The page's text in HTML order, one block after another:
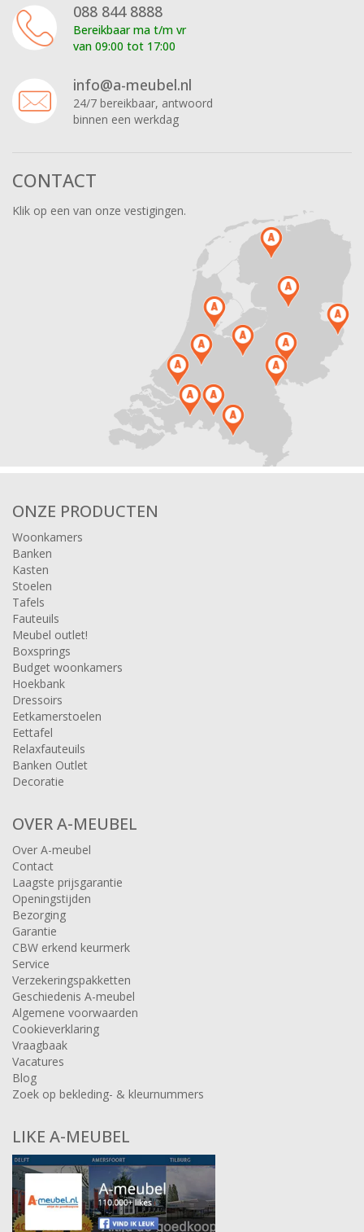
088 844 8888
Bereikbaar ma t/m vr
van 09:00 tot 17:00
info@a-meubel.nl
24/7 bereikbaar, antwoord
binnen een werkdag
CONTACT
Klik op een van onze vestigingen.
ONZE PRODUCTEN
Woonkamers
Banken
Kasten
Stoelen
Tafels
Fauteuils
Meubel outlet!
Boxsprings
Budget woonkamers
Hoekbank
Dressoirs
Eetkamerstoelen
Eettafel
Relaxfauteuils
Banken Outlet
Decoratie
OVER A-MEUBEL
Over A-meubel
Contact
Laagste prijsgarantie
Openingstijden
Bezorging
Garantie
CBW erkend keurmerk
Service
Verzekeringspakketten
Geschiedenis A-meubel
Algemene voorwaarden
Cookieverklaring
Vraagbaak
Vacatures
Blog
Zoek op bekleding- & kleurnummers
LIKE A-MEUBEL